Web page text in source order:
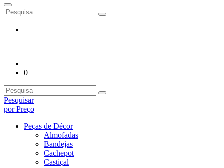
0
Pesquisar
por Preço
Peças de Décor
Almofadas
Bandejas
Cachepot
Castiçal